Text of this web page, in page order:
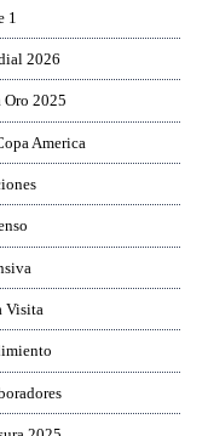
1
2026
Oro 2025
America
Visita